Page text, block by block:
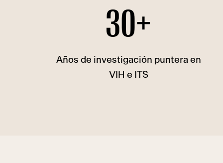
30+
Años de investigación puntera en
VIH e ITS